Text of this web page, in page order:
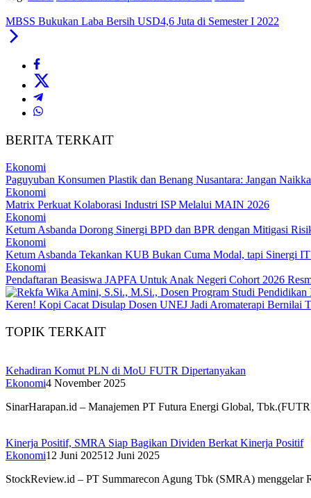
MBSS Bukukan Laba Bersih USD4,6 Juta di Semester I 2022
BERITA TERKAIT
Ekonomi
Paguyuban Konsumen Plastik dan Benang Nusantara: Jangan
Ekonomi
Matrix Perkuat Kolaborasi Industri ISP Melalui MAIN 2026
Ekonomi
Ketum Asbanda Dorong Sinergi BPD dan BPR dengan Mitigasi
Ekonomi
Ketum Asbanda Tekankan KUB Bukan Cuma Modal, tapi Sinergi
Ekonomi
Pendaftaran Beasiswa JAPFA Untuk Anak Negeri Cohort 2026
Keren! Kopi Cacat Disulap Dosen UNEJ Jadi Aromaterapi Bernilai
TOPIK TERKAIT
Kehadiran Komut PLN di MoU FUTR Dipertanyakan
Ekonomi4 November 2025
SinarHarapan.id – Manajemen PT Futura Energi Global,
Kinerja Positif, SMRA Siap Bagikan Dividen Berkat Kinerja Positif
Ekonomi12 Juni 202512 Juni 2025
StockReview.id – PT Summarecon Agung Tbk (SMRA) menggelar